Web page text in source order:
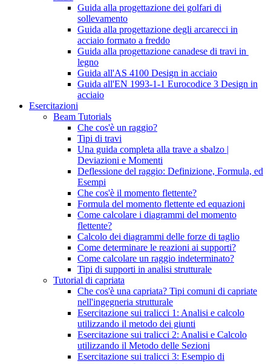
Guida alla progettazione dei golfari di
sollevamento
Guida alla progettazione degli arcarecci in
acciaio formato a freddo
Guida alla progettazione canadese di travi in ​​
legno
Guida all'AS 4100 Design in acciaio
Guida all'EN 1993-1-1 Eurocodice 3 Design in
acciaio
Esercitazioni
Beam Tutorials
Che cos'è un raggio?
Tipi di travi
Una guida completa alla trave a sbalzo |
Deviazioni e Momenti
Deflessione del raggio: Definizione, Formula, ed
Esempi
Che cos'è il momento flettente?
Formula del momento flettente ed equazioni
Come calcolare i diagrammi del momento
flettente?
Calcolo dei diagrammi delle forze di taglio
Come determinare le reazioni ai supporti?
Come calcolare un raggio indeterminato?
Tipi di supporti in analisi strutturale
Tutorial di capriata
Che cos'è una capriata? Tipi comuni di capriate
nell'ingegneria strutturale
Esercitazione sui tralicci 1: Analisi e calcolo
utilizzando il metodo dei giunti
Esercitazione sui tralicci 2: Analisi e Calcolo
utilizzando il Metodo delle Sezioni
Esercitazione sui tralicci 3: Esempio di